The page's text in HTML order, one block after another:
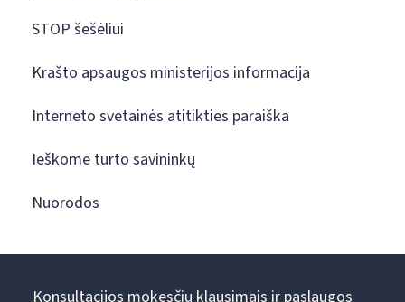
STOP šešėliui
Krašto apsaugos ministerijos informacija
Interneto svetainės atitikties paraiška
Ieškome turto savininkų
Nuorodos
Konsultacijos mokesčių klausimais ir paslaugos